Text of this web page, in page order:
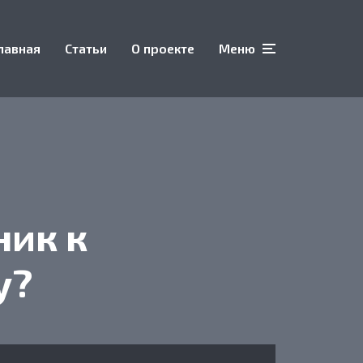
Статьи О проекте Меню
к